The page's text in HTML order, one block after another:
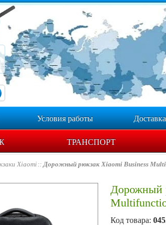
Условия работы Доставка
ТРАНСПОРТ
Xiaomi Дорожный рюкзак Xiaomi Business
Дорожный
Код товара: